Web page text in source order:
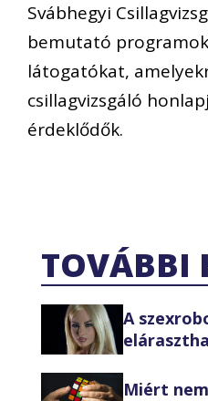
Svábhegyi
bemutató
látogatókat,
csillagvizsgáló
érdeklődők.
TOVÁBBI
A
Miért